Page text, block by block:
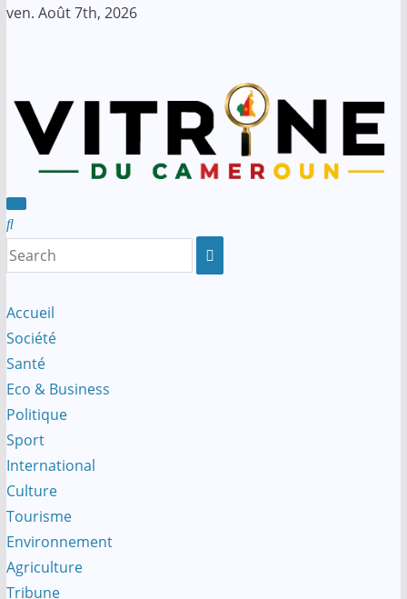
Skip
ven. Août 7th, 2026
Accueil
Société
Santé
Eco & Business
Politique
Sport
International
Culture
Tourisme
Environnement
Agriculture
Tribune